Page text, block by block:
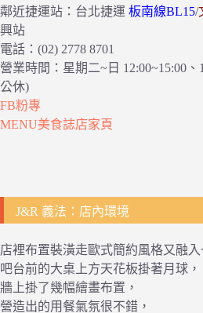
鄰近捷運站：台北捷運 板南線BL15/
興站
電話：(02) 2778 8701
營業時間：星期二~日 12:00~15:00、
公休)
FB粉專
MENU美食誌店家頁
J&R 義法：店內環境
店裡布置裝潢走歐式簡約風格又融入
吧台前的大桌上方天花板掛著月球，
牆上掛了幾幅繪畫布置，
營造出的用餐氣氛很不錯，